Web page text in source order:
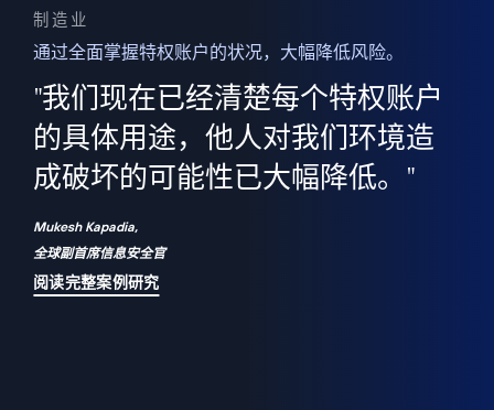
制造业
通过全面掌握特权账户的状况，大幅降低风险。
"我们现在已经清楚每个特权账户
的具体用途，他人对我们环境造
成破坏的可能性已大幅降低。"
Mukesh Kapadia,
全球副首席信息安全官
阅读完整案例研究